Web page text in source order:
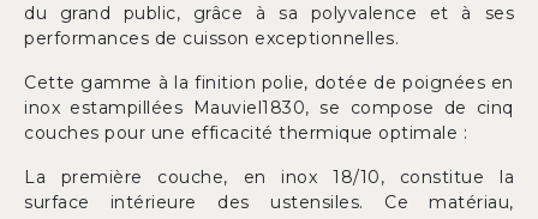
du grand public, grâce à sa polyvalence et à ses
performances de cuisson exceptionnelles.
Cette gamme à la finition polie, dotée de poignées en
inox estampillées Mauviel1830, se compose de cinq
couches pour une efficacité thermique optimale :
La première couche, en inox 18/10, constitue la
surface intérieure des ustensiles. Ce matériau,